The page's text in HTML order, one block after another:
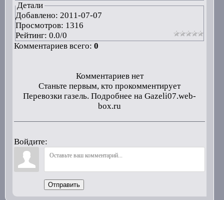
Детали
Добавлено: 2011-07-07
Просмотров: 1316
Рейтинг: 0.0/0
Комментариев всего: 0
Комментариев нет
Станьте первым, кто прокомментирует
Перевозки газель. Подробнее на Gazeli07.web-
box.ru
Войдите:
Отправить